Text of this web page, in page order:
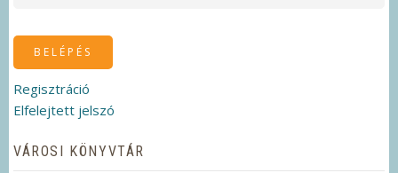
Regisztráció
Elfelejtett jelszó
VÁROSI KÖNYVTÁR